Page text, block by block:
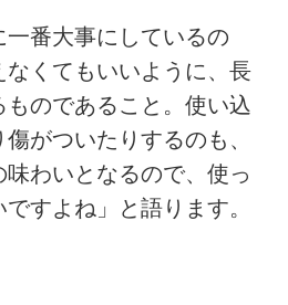
一番大事にしているの
くてもいいように、長
ものであること。使い込
がついたりするのも、
わいとなるので、使っ
すよね」と語ります。